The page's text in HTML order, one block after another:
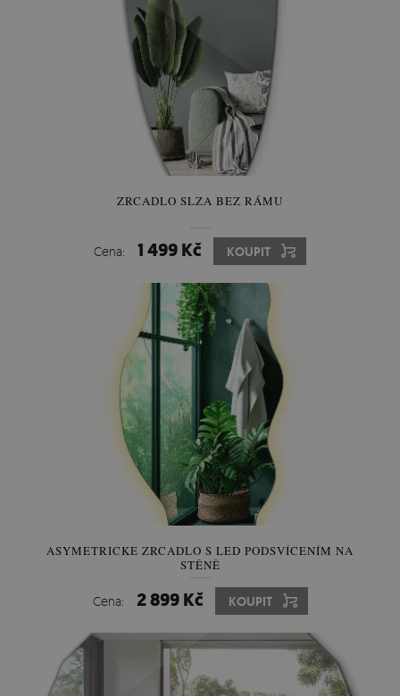
ZRCADLO SLZA BEZ RÁMU
Cena: 1 499 Kč KOUPIT
ASYMETRICKE ZRCADLO S LED PODSVÍCENÍM NA
STĚNĚ
Cena: 2 899 Kč KOUPIT